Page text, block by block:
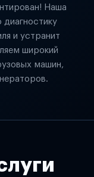
Наша
и устранит
широкий
машин,